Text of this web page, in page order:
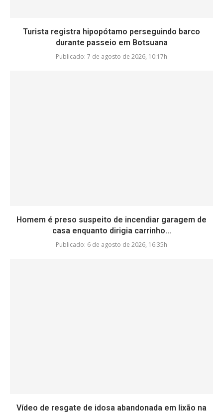
Turista registra hipopótamo perseguindo barco
durante passeio em Botsuana
Publicado: 7 de agosto de 2026, 10:17h
Homem é preso suspeito de incendiar garagem de
casa enquanto dirigia carrinho...
Publicado: 6 de agosto de 2026, 16:35h
Vídeo de resgate de idosa abandonada em lixão na